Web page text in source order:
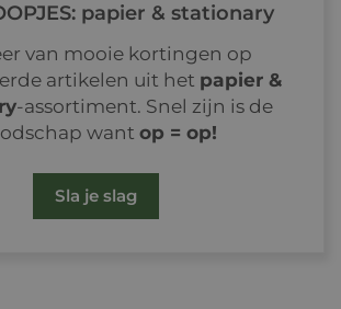
papier & stationary
van mooie kortingen op
artikelen uit het papier &
-assortiment. Snel zijn is de
want op = op!
Sla je slag